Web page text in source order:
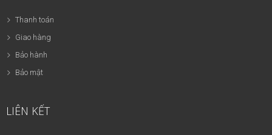
Thanh toán
Giao hàng
Bảo hành
Bảo mật
LIÊN KẾT